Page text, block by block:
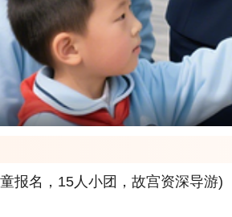
报名，15人小团，故宫资深导游)